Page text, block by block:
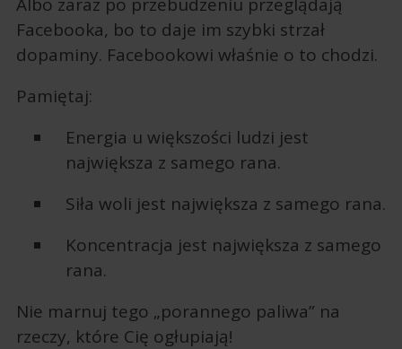
Albo zaraz po przebudzeniu przeglądają
Facebooka, bo to daje im szybki strzał
dopaminy. Facebookowi właśnie o to chodzi.
Pamiętaj:
Energia u większości ludzi jest
największa z samego rana.
Siła woli jest największa z samego rana.
Koncentracja jest największa z samego
rana.
Nie marnuj tego „porannego paliwa” na
rzeczy, które Cię ogłupiają!